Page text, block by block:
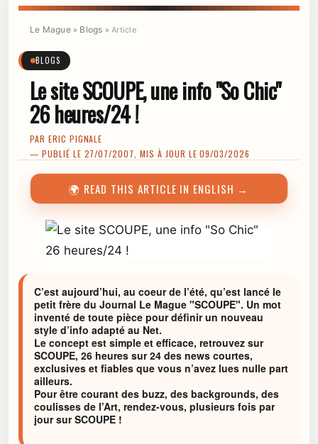
Le Mague» Blogs »Article
BLOGS
Le site SCOUPE, une info "So Chic"
26 heures/24 !
PAR ERIC PIGNALE
— PUBLIÉ LE 27/07/2007, MIS À JOUR LE 09/03/2026
🌍 READ THIS ARTICLE IN ENGLISH →
C’est aujourd’hui, au coeur de l’été, qu’est lancé le
petit frère du Journal Le Mague "SCOUPE". Un mot
inventé de toute pièce pour définir un nouveau
style d’info adapté au Net.
Le concept est simple et efficace, retrouvez sur
SCOUPE, 26 heures sur 24 des news courtes,
exclusives et fiables que vous n’avez lues nulle part
ailleurs.
Pour être courant des buzz, des backgrounds, des
coulisses de l’Art, rendez-vous, plusieurs fois par
jour sur SCOUPE !